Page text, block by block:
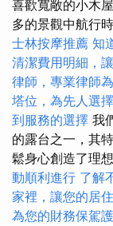
喜歡寬敞的小木
多的景觀中航行
士林按摩推薦 知
清潔費用明細，
律師，專業律師
塔位，為先人選
到服務的選擇 我
的露台之一，其
鬆身心創造了理
動順利進行 了解
家裡，讓您的居
為您的財務保駕